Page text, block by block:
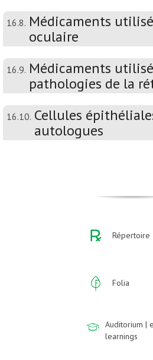
16.8. Médicaments
oculaire
16.9. Médicaments
pathologies de la
16.10. Cellules
autologues
Répertoire
Folia
Auditorium |
learnings